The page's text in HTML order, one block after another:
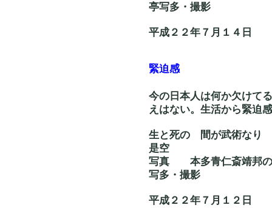
亭写多・撮影
平成２２年７月１４日
緊迫感
今の日本人は何か欠けて
えはない。生活から緊迫
生と死の 間が
是空
写真 本多青仁斎
写多・撮影
平成２２年７月１２日